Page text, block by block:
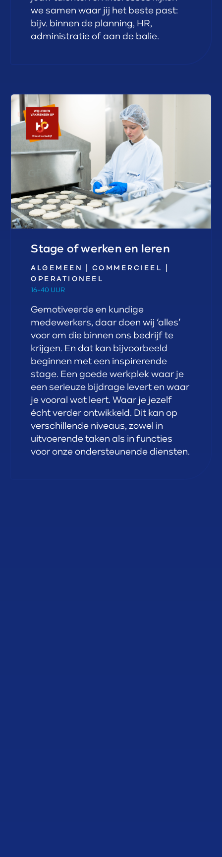
we samen waar jij het beste past:
bijv. binnen de planning, HR,
administratie of aan de balie.
Stage of werken en leren
ALGEMEEN COMMERCIEEL
OPERATIONEEL
16-40 UUR
Gemotiveerde en kundige
medewerkers, daar doen wij ‘alles’
voor om die binnen ons bedrijf te
krijgen. En dat kan bijvoorbeeld
beginnen met een inspirerende
stage. Een goede werkplek waar je
een serieuze bijdrage levert en waar
je vooral wat leert. Waar je jezelf
écht verder ontwikkeld. Dit kan op
verschillende niveaus, zowel in
uitvoerende taken als in functies
voor onze ondersteunende diensten.